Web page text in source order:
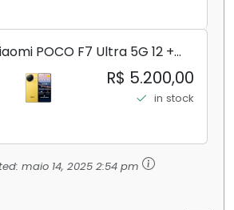
POCO F7 Ultra 5G 12 +
Processador Snapdragon 8
Chip VisionBoost D7 para
Flow AMOLED 2K...
R$ 5.200,00
in stock
maio 14, 2025 2:54 pm